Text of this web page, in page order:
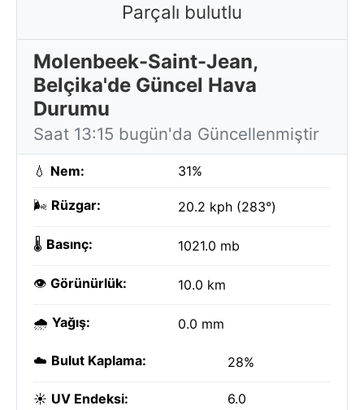
Parçalı bulutlu
Molenbeek-Saint-Jean,
Belçika'de Güncel Hava
Durumu
Saat 13:15 bugün'da Güncellenmiştir
💧 Nem: 31%
🌬️ Rüzgar: 20.2 kph (283°)
🌡️ Basınç: 1021.0 mb
👁️ Görünürlük: 10.0 km
🌧️ Yağış: 0.0 mm
☁️ Bulut Kaplama: 28%
☀️ UV Endeksi: 6.0